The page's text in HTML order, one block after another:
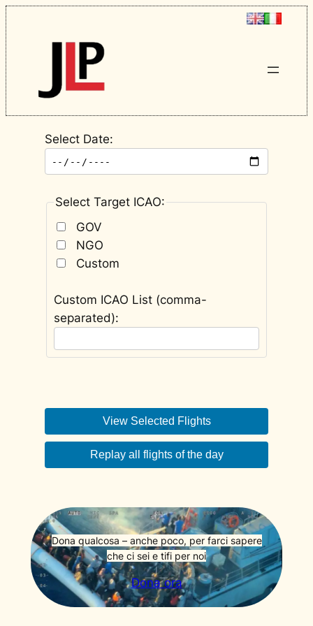
Select Date:
Select Target ICAO:
GOV
NGO
Custom
Custom ICAO List (comma-
separated):
View Selected Flights
Replay all flights of the day
Dona qualcosa – anche poco, per farci sapere
che ci sei e tifi per noi
Dona ora